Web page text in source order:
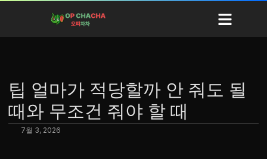
팁 얼마가 적당할까 안 줘도 될
때와 무조건 줘야 할 때
7월 3, 2026